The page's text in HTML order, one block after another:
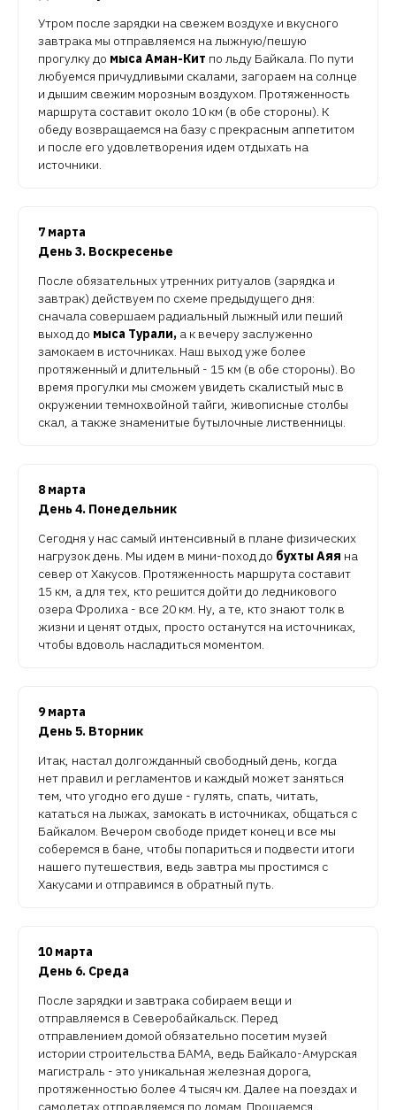
Утром после зарядки на свежем воздухе и вкусного
завтрака мы отправляемся на лыжную/пешую
прогулку до мыса Аман-Кит по льду Байкала. По пути
любуемся причудливыми скалами, загораем на солнце
и дышим свежим морозным воздухом. Протяженность
маршрута составит около 10 км (в обе стороны). К
обеду возвращаемся на базу с прекрасным аппетитом
и после его удовлетворения идем отдыхать на
источники.
7 марта
День 3. Воскресенье
После обязательных утренних ритуалов (зарядка и
завтрак) действуем по схеме предыдущего дня:
сначала совершаем радиальный лыжный или пеший
выход до мыса Турали, а к вечеру заслуженно
замокаем в источниках. Наш выход уже более
протяженный и длительный - 15 км (в обе стороны). Во
время прогулки мы сможем увидеть скалистый мыс в
окружении темнохвойной тайги, живописные столбы
скал, а также знаменитые бутылочные лиственницы.
8 марта
День 4. Понедельник
Сегодня у нас самый интенсивный в плане физических
нагрузок день. Мы идем в мини-поход до бухты Аяя на
север от Хакусов. Протяженность маршрута составит
15 км, а для тех, кто решится дойти до ледникового
озера Фролиха - все 20 км. Ну, а те, кто знают толк в
жизни и ценят отдых, просто останутся на источниках,
чтобы вдоволь насладиться моментом.
9 марта
День 5. Вторник
Итак, настал долгожданный свободный день, когда
нет правил и регламентов и каждый может заняться
тем, что угодно его душе - гулять, спать, читать,
кататься на лыжах, замокать в источниках, общаться с
Байкалом. Вечером свободе придет конец и все мы
соберемся в бане, чтобы попариться и подвести итоги
нашего путешествия, ведь завтра мы простимся с
Хакусами и отправимся в обратный путь.
10 марта
День 6. Среда
После зарядки и завтрака собираем вещи и
отправляемся в Северобайкальск. Перед
отправлением домой обязательно посетим музей
истории строительства БАМА, ведь Байкало-Амурская
магистраль - это уникальная железная дорога,
протяженностью более 4 тысяч км. Далее на поездах и
самолетах отправляемся по домам. Прощаемся,